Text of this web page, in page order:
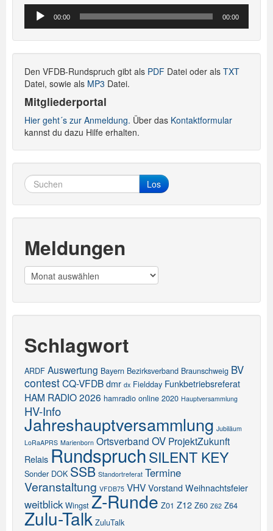
Audio-
Player
00:00 00:00
Den VFDB-Rundspruch gibt als PDF Datei oder als TXT
Datei, sowie als MP3 Datei.
Mitgliederportal
Hier geht´s zur Anmeldung. Über das Kontaktformular
kannst du dazu Hilfe erhalten.
Los
Meldungen
Meldungen
Schlagwort
ARDF Auswertung Bayern Bezirksverband Braunschweig BV
contestCQ-VFDB dmr dx Fieldday Funkbetriebsreferat
HAM RADIO 2026 hamradio online 2020 Hauptversammlung
HV-Info
Jahreshauptversammlung Jubiläum
LoRaAPRS Marienborn Ortsverband OV ProjektZukunft
Relais RundspruchSILENT KEY
Sonder DOK SSB Standortreferat Termine
Veranstaltung VFDB75 VHV Vorstand Weihnachtsfeier
weitblick Wingst Z-Runde Z01 Z12 Z60 Z62 Z64
Zulu-Talk ZuluTalk